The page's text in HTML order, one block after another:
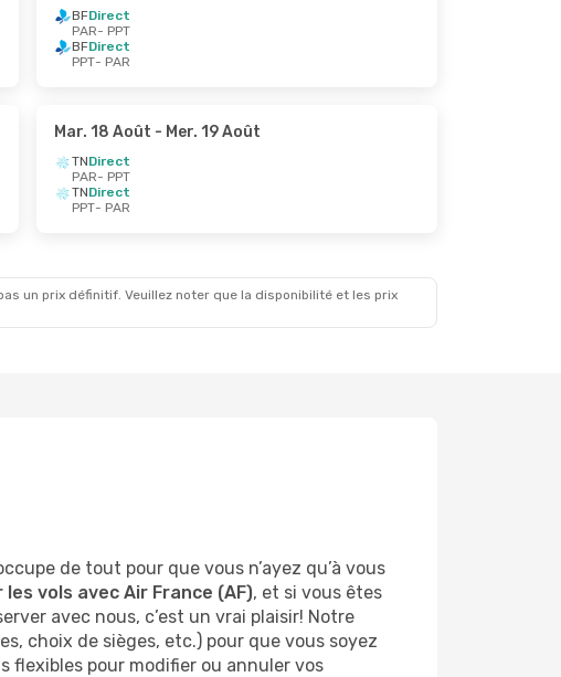
BFDirect
PAR- PPT
BFDirect
PPT- PAR
Mar. 18 Août - Mer. 19 Août
TNDirect
PAR- PPT
TNDirect
PPT- PAR
un prix définitif. Veuillez noter que la disponibilité et les prix
de tout pour que vous n’ayez qu’à vous
vols avec Air France (AF), et si vous êtes
avec nous, c’est un vrai plaisir! Notre
choix de sièges, etc.) pour que vous soyez
flexibles pour modifier ou annuler vos